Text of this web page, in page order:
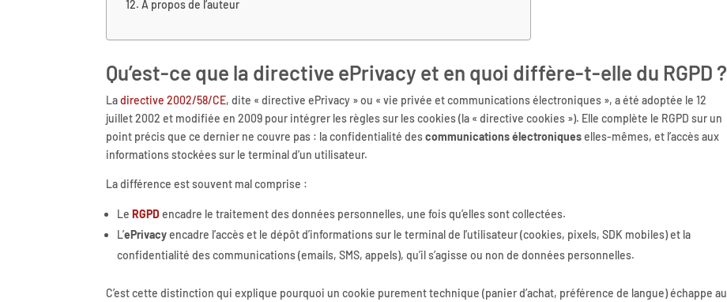
À propos de l’auteur
Qu’est-ce que la directive ePrivacy et en quoi diffère-t-elle du RGPD ?
Ladirective 2002/58/CE, dite « directive ePrivacy » ou « vie privée et communications électroniques », a été adoptée le 12
juillet 2002 et modifiée en 2009 pour intégrer les règles sur les cookies (la « directive cookies »). Elle complète le RGPD sur un
point précis que ce dernier ne couvre pas : la confidentialité descommunications électroniqueselles-mêmes, et l’accès aux
informations stockées sur le terminal d’un utilisateur.
La différence est souvent mal comprise :
LeRGPD encadre le traitement des données personnelles, une fois qu’elles sont collectées.
L’ePrivacyencadre l’accès et le dépôt d’informations sur le terminal de l’utilisateur (cookies, pixels, SDK mobiles) et la
confidentialité des communications (emails, SMS, appels), qu’il s’agisse ou non de données personnelles.
C’est cette distinction qui explique pourquoi un cookie purement technique (panier d’achat, préférence de langue) échappe au